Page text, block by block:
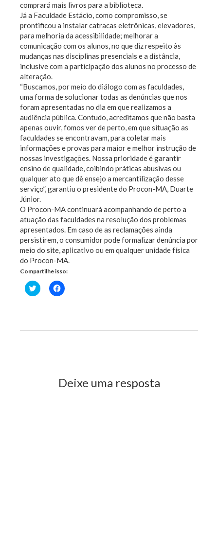
comprará mais livros para a biblioteca.
Já a Faculdade Estácio, como compromisso, se
prontificou a instalar catracas eletrônicas, elevadores,
para melhoria da acessibilidade; melhorar a
comunicação com os alunos, no que diz respeito às
mudanças nas disciplinas presenciais e a distância,
inclusive com a participação dos alunos no processo de
alteração.
“Buscamos, por meio do diálogo com as faculdades,
uma forma de solucionar todas as denúncias que nos
foram apresentadas no dia em que realizamos a
audiência pública. Contudo, acreditamos que não basta
apenas ouvir, fomos ver de perto, em que situação as
faculdades se encontravam, para coletar mais
informações e provas para maior e melhor instrução de
nossas investigações. Nossa prioridade é garantir
ensino de qualidade, coibindo práticas abusivas ou
qualquer ato que dê ensejo a mercantilização desse
serviço”, garantiu o presidente do Procon-MA, Duarte
Júnior.
O Procon-MA continuará acompanhando de perto a
atuação das faculdades na resolução dos problemas
apresentados. Em caso de as reclamações ainda
persistirem, o consumidor pode formalizar denúncia por
meio do site, aplicativo ou em qualquer unidade física
do Procon-MA.
Compartilhe isso:
Clique
para
janela)
Clique
para
janela)
Deixe uma resposta